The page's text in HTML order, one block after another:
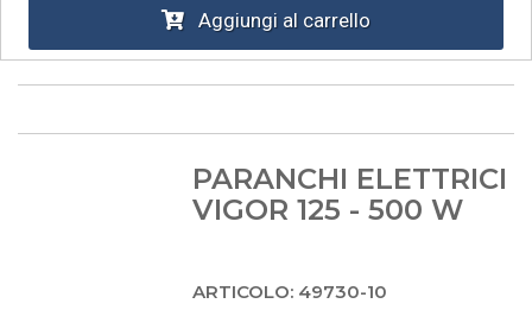
PARANCHI ELETTRICI
VIGOR 125 - 500 W
ARTICOLO: 49730-10
Aggiungi al carrello